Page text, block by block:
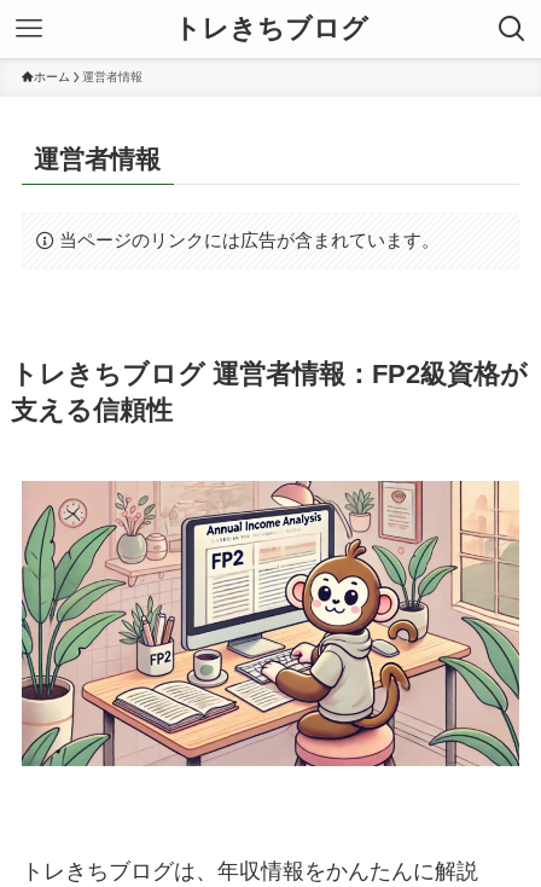
トレきちブログ
ホーム 運営者情報
運営者情報
当ページのリンクには広告が含まれています。
トレきちブログ 運営者情報：FP2級資格が
支える信頼性
トレきちブログは、年収情報をかんたんに解説